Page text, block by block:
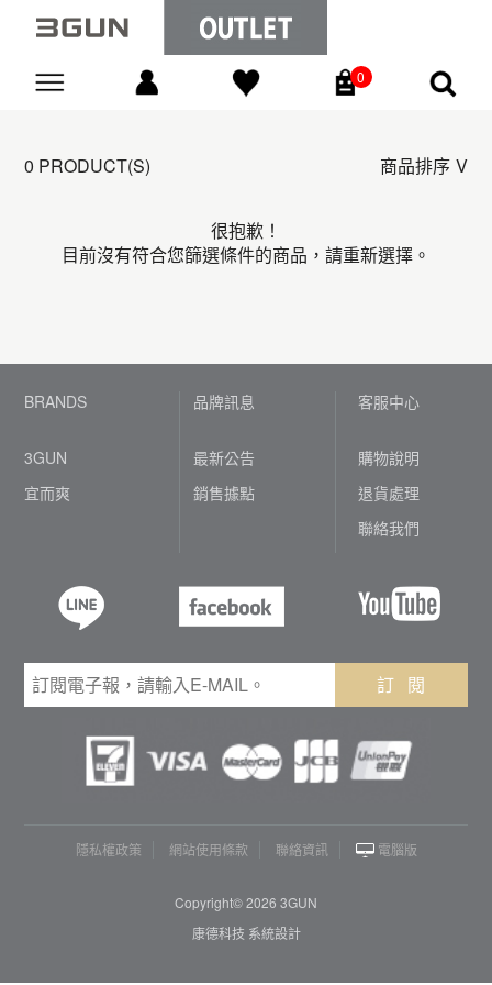
0
0 PRODUCT(S) 商品排序
很抱歉！
目前沒有符合您篩選條件的商品，請重新選擇。
BRANDS
3GUN
宜而爽
品牌訊息
最新公告
銷售據點
客服中心
購物說明
退貨處理
聯絡我們
訂 閱
隱私權政策 網站使用條款 聯絡資訊 電腦版
Copyright© 2026 3GUN
康德科技 系統設計